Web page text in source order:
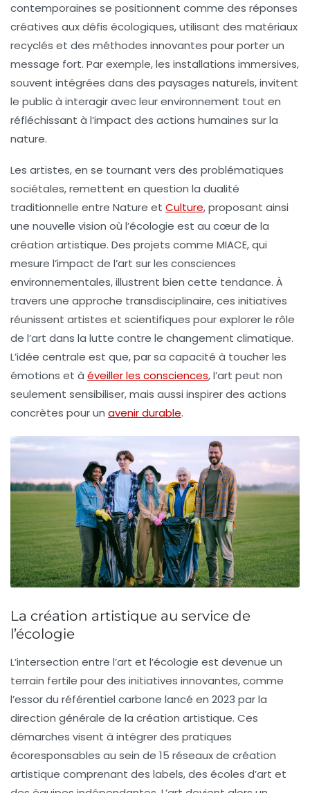
contemporaines se positionnent comme des réponses
créatives aux défis écologiques, utilisant des matériaux
recyclés et des méthodes innovantes pour porter un
message fort. Par exemple, les installations immersives,
souvent intégrées dans des paysages naturels, invitent
le public à interagir avec leur environnement tout en
réfléchissant à l’impact des actions humaines sur la
nature.
Les artistes, en se tournant vers des problématiques
sociétales, remettent en question la dualité
traditionnelle entre Nature et Culture, proposant ainsi
une nouvelle vision où l’écologie est au cœur de la
création artistique. Des projets comme MIACE, qui
mesure l’impact de l’art sur les consciences
environnementales, illustrent bien cette tendance. À
travers une approche transdisciplinaire, ces initiatives
réunissent artistes et scientifiques pour explorer le rôle
de l’art dans la lutte contre le changement climatique.
L’idée centrale est que, par sa capacité à toucher les
émotions et à éveiller les consciences, l’art peut non
seulement sensibiliser, mais aussi inspirer des actions
concrètes pour un avenir durable.
La création artistique au service de
l’écologie
L’intersection entre l’art et l’écologie est devenue un
terrain fertile pour des initiatives innovantes, comme
l’essor du référentiel carbone lancé en 2023 par la
direction générale de la création artistique. Ces
démarches visent à intégrer des pratiques
écoresponsables au sein de 15 réseaux de création
artistique comprenant des labels, des écoles d’art et